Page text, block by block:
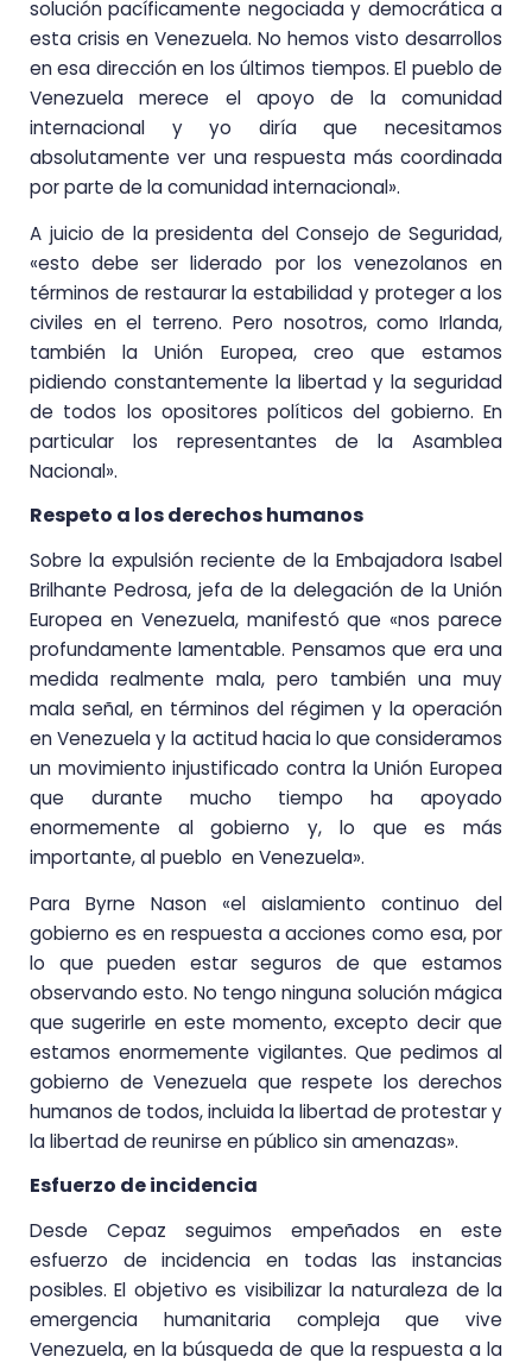
solución pacíficamente negociada y democrática a
esta crisis en Venezuela. No hemos visto desarrollos
en esa dirección en los últimos tiempos. El pueblo de
Venezuela merece el apoyo de la comunidad
internacional y yo diría que necesitamos
absolutamente ver una respuesta más coordinada
por parte de la comunidad internacional».
A juicio de la presidenta del Consejo de Seguridad,
«esto debe ser liderado por los venezolanos en
términos de restaurar la estabilidad y proteger a los
civiles en el terreno. Pero nosotros, como Irlanda,
también la Unión Europea, creo que estamos
pidiendo constantemente la libertad y la seguridad
de todos los opositores políticos del gobierno. En
particular los representantes de la Asamblea
Nacional».
Respeto a los derechos humanos
Sobre la expulsión reciente de la Embajadora Isabel
Brilhante Pedrosa, jefa de la delegación de la Unión
Europea en Venezuela, manifestó que «nos parece
profundamente lamentable. Pensamos que era una
medida realmente mala, pero también una muy
mala señal, en términos del régimen y la operación
en Venezuela y la actitud hacia lo que consideramos
un movimiento injustificado contra la Unión Europea
que durante mucho tiempo ha apoyado
enormemente al gobierno y, lo que es más
importante, al pueblo en Venezuela».
Para Byrne Nason «el aislamiento continuo del
gobierno es en respuesta a acciones como esa, por
lo que pueden estar seguros de que estamos
observando esto. No tengo ninguna solución mágica
que sugerirle en este momento, excepto decir que
estamos enormemente vigilantes. Que pedimos al
gobierno de Venezuela que respete los derechos
humanos de todos, incluida la libertad de protestar y
la libertad de reunirse en público sin amenazas».
Esfuerzo de incidencia
Desde Cepaz seguimos empeñados en este
esfuerzo de incidencia en todas las instancias
posibles. El objetivo es visibilizar la naturaleza de la
emergencia humanitaria compleja que vive
Venezuela, en la búsqueda de que la respuesta a la